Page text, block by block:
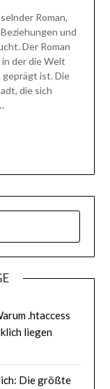
Roman,
und
Der Roman
der die Welt
geprägt ist. Die
die sich
.htaccess
liegen
Die größte